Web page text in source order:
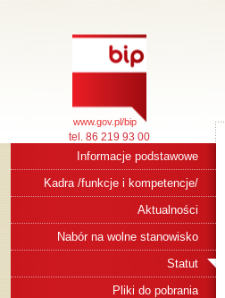
www.gov.pl/bip
tel. 86 219 93 00
Informacje podstawowe
Kadra /funkcje i kompetencje/
Aktualności
Nabór na wolne stanowisko
Statut
Pliki do pobrania